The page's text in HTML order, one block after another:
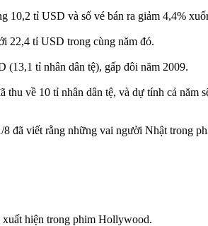
tỉ USD và số vé bán ra giảm 4,4%
22,4 tỉ USD trong cùng năm đó.
(13,1 tỉ nhân dân tệ), gấp đôi năm 2009.
về 10 tỉ nhân dân tệ, và dự tính cả
8 đã viết rằng những vai người Nhật trong
xuất hiện trong phim Hollywood.